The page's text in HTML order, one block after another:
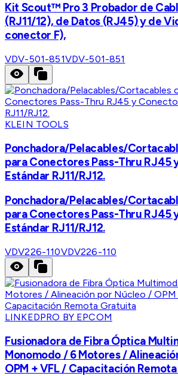
Kit Scout™ Pro 3 Probador de
(RJ11/12), de Datos (RJ45) y de
conector F),
VDV-501-851VDV-501-851
KLEIN TOOLS
Ponchadora/Pelacables/
para Conectores Pass-Thru RJ45
Estándar RJ11/RJ12.
Ponchadora/Pelacables/
para Conectores Pass-Thru RJ45
Estándar RJ11/RJ12.
VDV226-110VDV226-110
LINKEDPRO BY EPCOM
Fusionadora de Fibra Óptica
Monomodo / 6 Motores /
OPM + VFL / Capacitación